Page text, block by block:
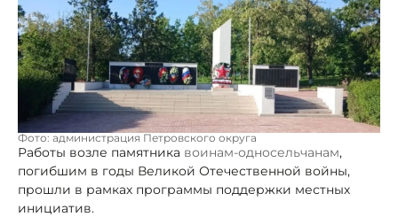
Фото: администрация Петровского округа
Работы возле памятника воинам-односельчанам,
погибшим в годы Великой Отечественной войны,
прошли в рамках программы поддержки местных
инициатив.